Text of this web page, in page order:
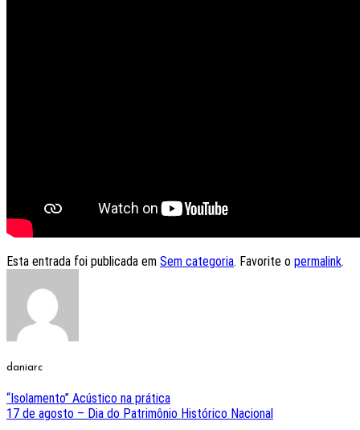
Esta entrada foi publicada em Sem categoria. Favorite o permalink.
daniarc
“Isolamento” Acústico na prática
17 de agosto – Dia do Patrimônio Histórico Nacional